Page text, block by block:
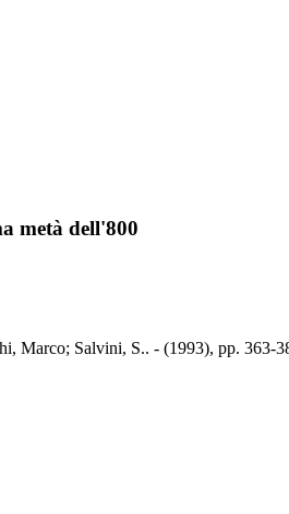
metà dell'800
Marco; Salvini, S.. - (1993), pp. 363-